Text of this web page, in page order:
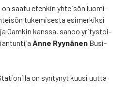
saa­tu eten­kin yhtei­sön luo­mi­
tuke­mi­ses­ta esi­mer­kik­si
Oam­kin kans­sa, sanoo yri­tys­toi­
Anne Ryy­nä­nen Busi­
on syn­ty­nyt kuusi uut­ta